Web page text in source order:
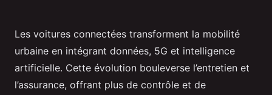
Les voitures connectées transforment la mobilité
urbaine en intégrant données, 5G et intelligence
artificielle. Cette évolution bouleverse l’entretien et
l’assurance, offrant plus de contrôle et de